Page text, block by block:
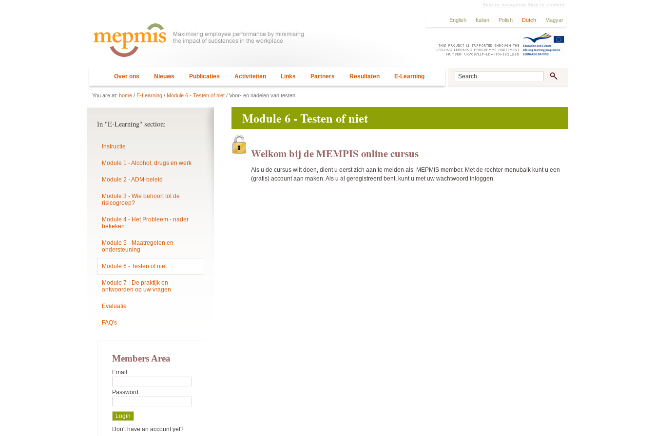
Skip to navigation Skip to content
English Italian Polish Dutch Magyar
Over ons Nieuws Publicaties Activiteiten Links Partners Resultaten E-Learning
You are at: home / E-Learning / Module 6 - Testen of niet / Voor- en nadelen van testen
Module 6 - Testen of niet
Welkom bij de MEMPIS online cursus
Als u de cursus wilt doen, dient u eerst zich aan te melden als MEPMIS member. Met de rechter menubalk kunt u een
(gratis) account aan maken. Als u al geregistreerd bent, kunt u met uw wachtwoord inloggen.
In "E-Learning" section:
Instructie
Module 1 - Alcohol, drugs en werk
Module 2 - ADM-beleid
Module 3 - Wie behoort tot de
risicogroep?
Module 4 - Het Probleem - nader
bekeken
Module 5 - Maatregelen en
ondersteuning
Module 6 - Testen of niet
Module 7 - De praktijk en
antwoorden op uw vragen
Evaluatie
FAQ's
Members Area
Email:
Password:
Don't have an account yet?